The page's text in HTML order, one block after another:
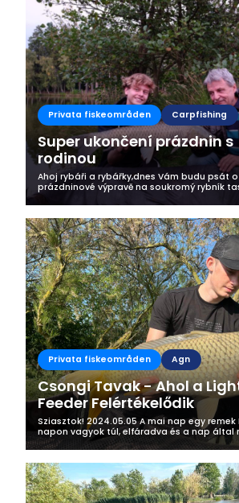
Privata fiskeområden Carpfishing
Super ukončení prázdnin s
rodinou
Ahoj rybáři a rybářky,dnes Vám budu psát
prázdninové výpravě na soukromý rybník
Ledče nad Sázavou, tentokrát výprava s
rybařině přivedl. Vše jsme si...
Privata fiskeområden Agn
Csongi Tavak - Ahol a
Feeder Felértékelődik
Sziasztok! 2024.05.05 A mai nap egy
napon vagyok túl, elfáradva és a nap által
Helyszín: Csongi Tavak - Derekegyház Előző
információ gyűjtés, illetve...